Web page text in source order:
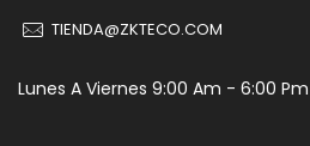
TIENDA@ZKTECO.COM
Lunes A Viernes 9:00 Am - 6:00 Pm